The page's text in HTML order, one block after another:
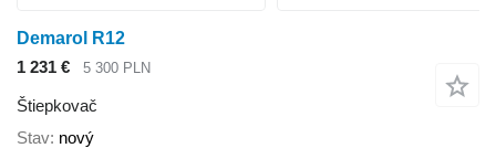
Demarol R12
1 231 €
5 300 PLN
Štiepkovač
Stav nový